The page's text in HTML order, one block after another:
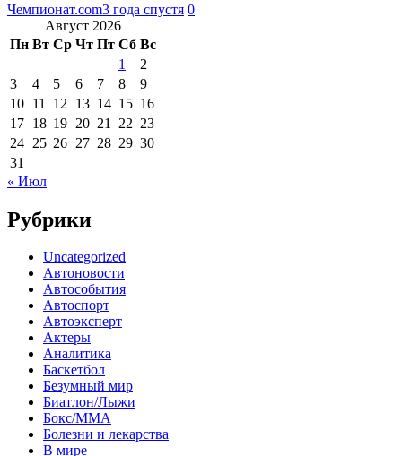
Чемпионат.com3 года спустя 0
Август 2026
Пн Вт Ср Чт Пт Сб Вс
1
2
3
4 5 6 7 8
9
10 11 12 13 14 15 16
17 18 19 20 21 22 23
24 25 26 27 28 29 30
31
« Июл
Рубрики
Uncategorized
Автоновости
Автособытия
Автоспорт
Автоэксперт
Актеры
Аналитика
Баскетбол
Безумный мир
Биатлон/Лыжи
Бокс/MMA
Болезни и лекарства
В мире